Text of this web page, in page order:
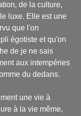
de la culture,
luxe. Elle est une
que l'on
égotiste et qu'on
de je ne sais
aux intempéries
du dedans.
une vie à
à la vie même,